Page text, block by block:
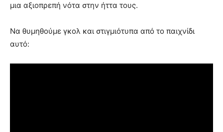
μια αξιοπρεπή νότα στην ήττα τους.
Να θυμηθούμε γκολ και στιγμιότυπα από το παιχνίδι
αυτό: